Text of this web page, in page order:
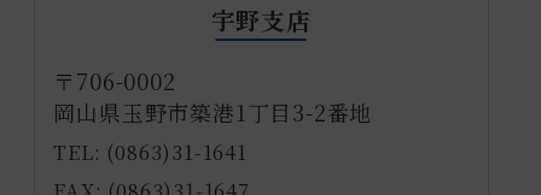
宇野支店
〒706-0002
岡山県玉野市築港1丁目3-2番地
TEL: (0863)31-1641